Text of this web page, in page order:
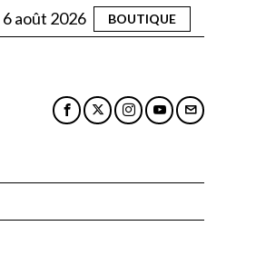
6 août 2026 BOUTIQUE